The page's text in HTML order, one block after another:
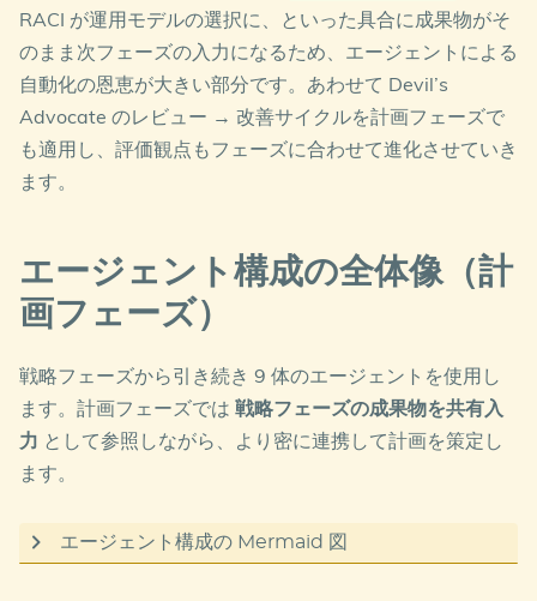
RACI が運用モデルの選択に、といった具合に成果物がそ
のまま次フェーズの入力になるため、エージェントによる
自動化の恩恵が大きい部分です。あわせて Devil’s
Advocate のレビュー → 改善サイクルを計画フェーズで
も適用し、評価観点もフェーズに合わせて進化させていき
ます。
エージェント構成の全体像（計
画フェーズ）
戦略フェーズから引き続き 9 体のエージェントを使用し
ます。計画フェーズでは 戦略フェーズの成果物を共有入
力 として参照しながら、より密に連携して計画を策定し
ます。
エージェント構成の Mermaid 図